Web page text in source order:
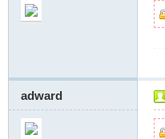
adward